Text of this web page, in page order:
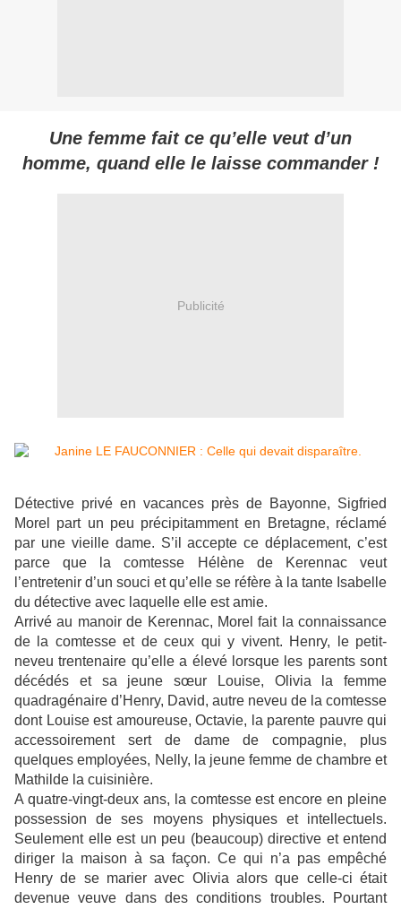
Une femme fait ce qu’elle veut d’un
homme, quand elle le laisse commander !
Publicité
Détective privé en vacances près de Bayonne, Sigfried
Morel part un peu précipitamment en Bretagne, réclamé
par une vieille dame. S’il accepte ce déplacement, c’est
parce que la comtesse Hélène de Kerennac veut
l’entretenir d’un souci et qu’elle se réfère à la tante Isabelle
du détective avec laquelle elle est amie.
Arrivé au manoir de Kerennac, Morel fait la connaissance
de la comtesse et de ceux qui y vivent. Henry, le petit-
neveu trentenaire qu’elle a élevé lorsque les parents sont
décédés et sa jeune sœur Louise, Olivia la femme
quadragénaire d’Henry, David, autre neveu de la comtesse
dont Louise est amoureuse, Octavie, la parente pauvre qui
accessoirement sert de dame de compagnie, plus
quelques employées, Nelly, la jeune femme de chambre et
Mathilde la cuisinière.
A quatre-vingt-deux ans, la comtesse est encore en pleine
possession de ses moyens physiques et intellectuels.
Seulement elle est un peu (beaucoup) directive et entend
diriger la maison à sa façon. Ce qui n’a pas empêché
Henry de se marier avec Olivia alors que celle-ci était
devenue veuve dans des conditions troubles. Pourtant